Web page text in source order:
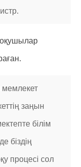
заңын
білім
біздің
процесі сол